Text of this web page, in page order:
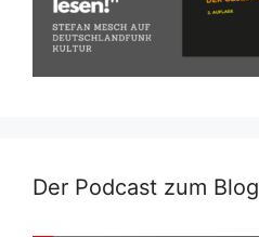
Der Podcast zum Blog